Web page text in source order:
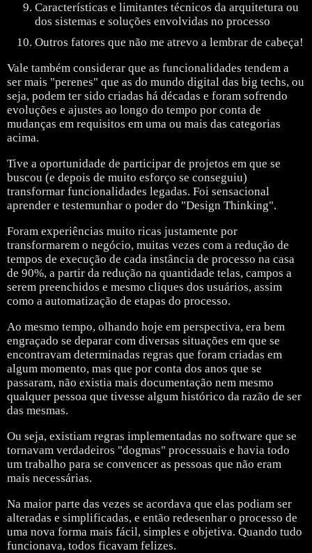
Características e limitantes técnicos da arquitetura ou
dos sistemas e soluções envolvidas no processo
Outros fatores que não me atrevo a lembrar de cabeça!
Vale também considerar que as funcionalidades tendem a
ser mais "perenes" que as do mundo digital das big techs, ou
seja, podem ter sido criadas há décadas e foram sofrendo
evoluções e ajustes ao longo do tempo por conta de
mudanças em requisitos em uma ou mais das categorias
acima.
Tive a oportunidade de participar de projetos em que se
buscou (e depois de muito esforço se conseguiu)
transformar funcionalidades legadas. Foi sensacional
aprender e testemunhar o poder do "Design Thinking".
Foram experiências muito ricas justamente por
transformarem o negócio, muitas vezes com a redução de
tempos de execução de cada instância de processo na casa
de 90%, a partir da redução na quantidade telas, campos a
serem preenchidos e mesmo cliques dos usuários, assim
como a automatização de etapas do processo.
Ao mesmo tempo, olhando hoje em perspectiva, era bem
engraçado se deparar com diversas situações em que se
encontravam determinadas regras que foram criadas em
algum momento, mas que por conta dos anos que se
passaram, não existia mais documentação nem mesmo
qualquer pessoa que tivesse algum histórico da razão de ser
das mesmas.
Ou seja, existiam regras implementadas no software que se
tornavam verdadeiros "dogmas" processuais e havia todo
um trabalho para se convencer as pessoas que não eram
mais necessárias.
Na maior parte das vezes se acordava que elas podiam ser
alteradas e simplificadas, e então redesenhar o processo de
uma nova forma mais fácil, simples e objetiva. Quando tudo
funcionava, todos ficavam felizes.